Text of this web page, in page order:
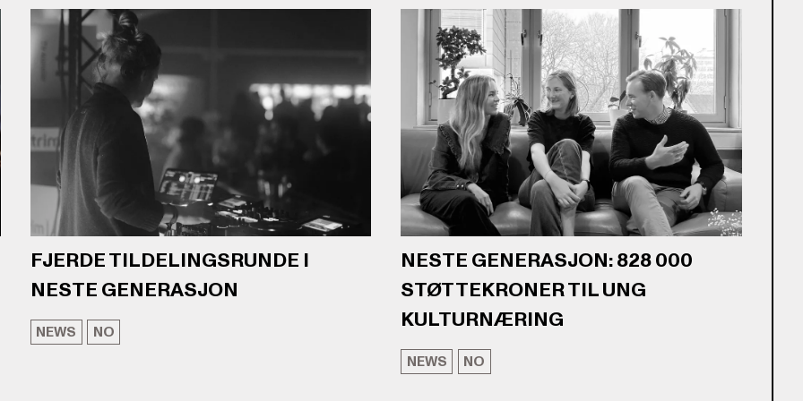
FJERDE TILDELINGSRUNDE I
NESTE GENERASJON
NEWS NO
NESTE GENERASJON: 828 000
STØTTEKRONER TIL UNG
KULTURNÆRING
NEWS NO